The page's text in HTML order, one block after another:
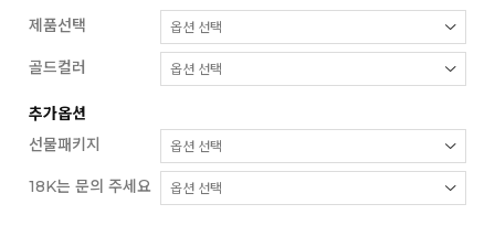
제품선택
골드컬러
추가옵션
선물패키지
18K는 문의 주세요